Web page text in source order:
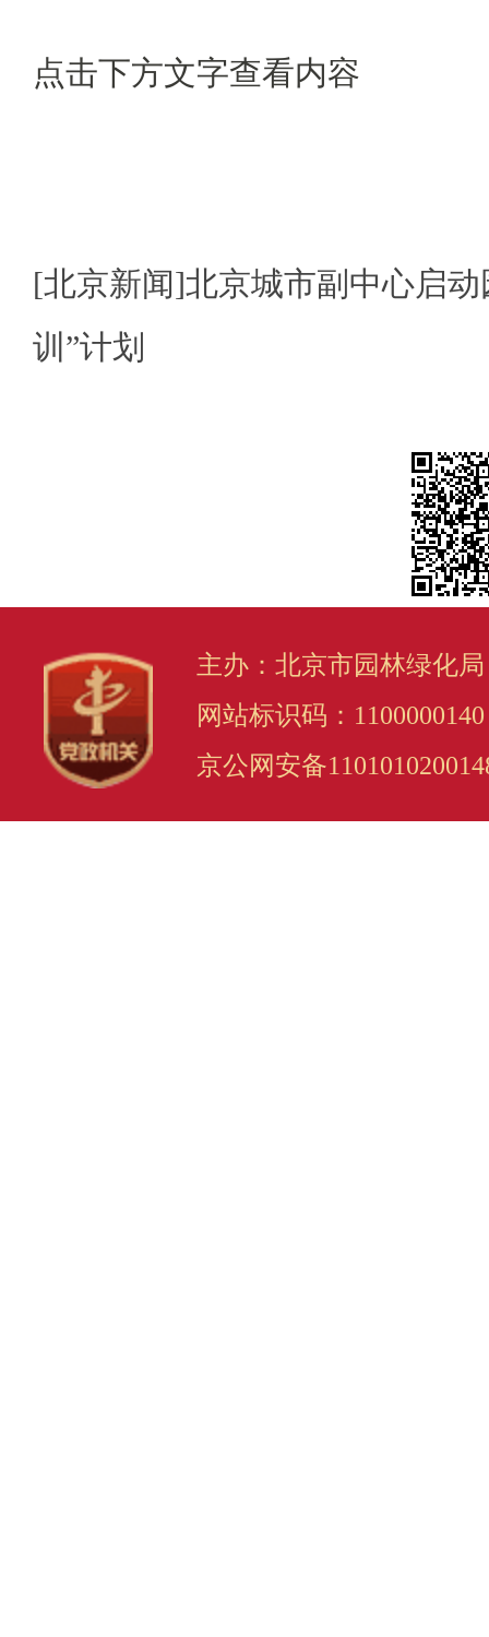
点击下方文字查看内容
[北京新闻]北京城市副中心启
训”计划
主办：北京市园林绿化
网站标识码：1100000140
京公网安备